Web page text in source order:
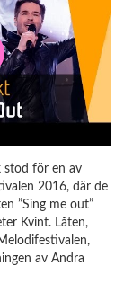
stod för en av
2016, där de
”Sing me out”
Kvint. Låten,
av Andra